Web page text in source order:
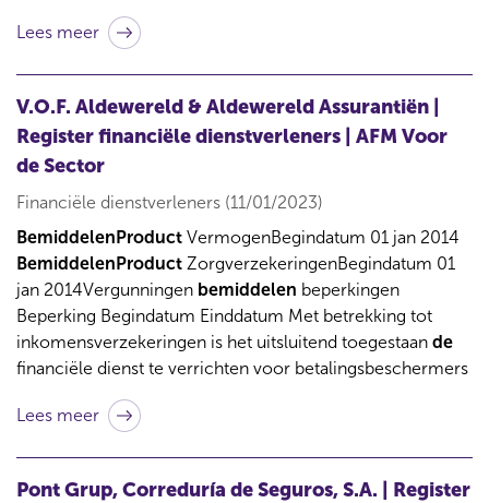
Lees meer
V.O.F. Aldewereld & Aldewereld Assurantiën |
Register financiële dienstverleners | AFM Voor
de Sector
Financiële dienstverleners (11/01/2023)
BemiddelenProduct VermogenBegindatum 01 jan 2014
BemiddelenProduct ZorgverzekeringenBegindatum 01
jan 2014Vergunningen bemiddelen beperkingen
Beperking Begindatum Einddatum Met betrekking tot
inkomensverzekeringen is het uitsluitend toegestaan de
financiële dienst te verrichten voor betalingsbeschermers
Lees meer
Pont Grup, Correduría de Seguros, S.A. | Register